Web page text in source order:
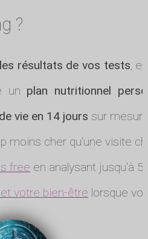
?
résultats de vos tests,
un plan nutritionnel
vie en 14 jours sur
moins cher qu'une visite
free en analysant jusqu'à
votre bien-être lorsque